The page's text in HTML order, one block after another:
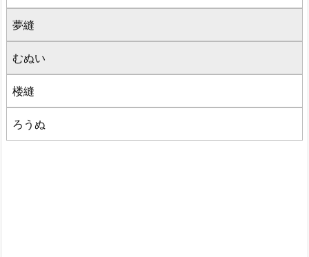
夢縫
むぬい
楼縫
ろうぬ